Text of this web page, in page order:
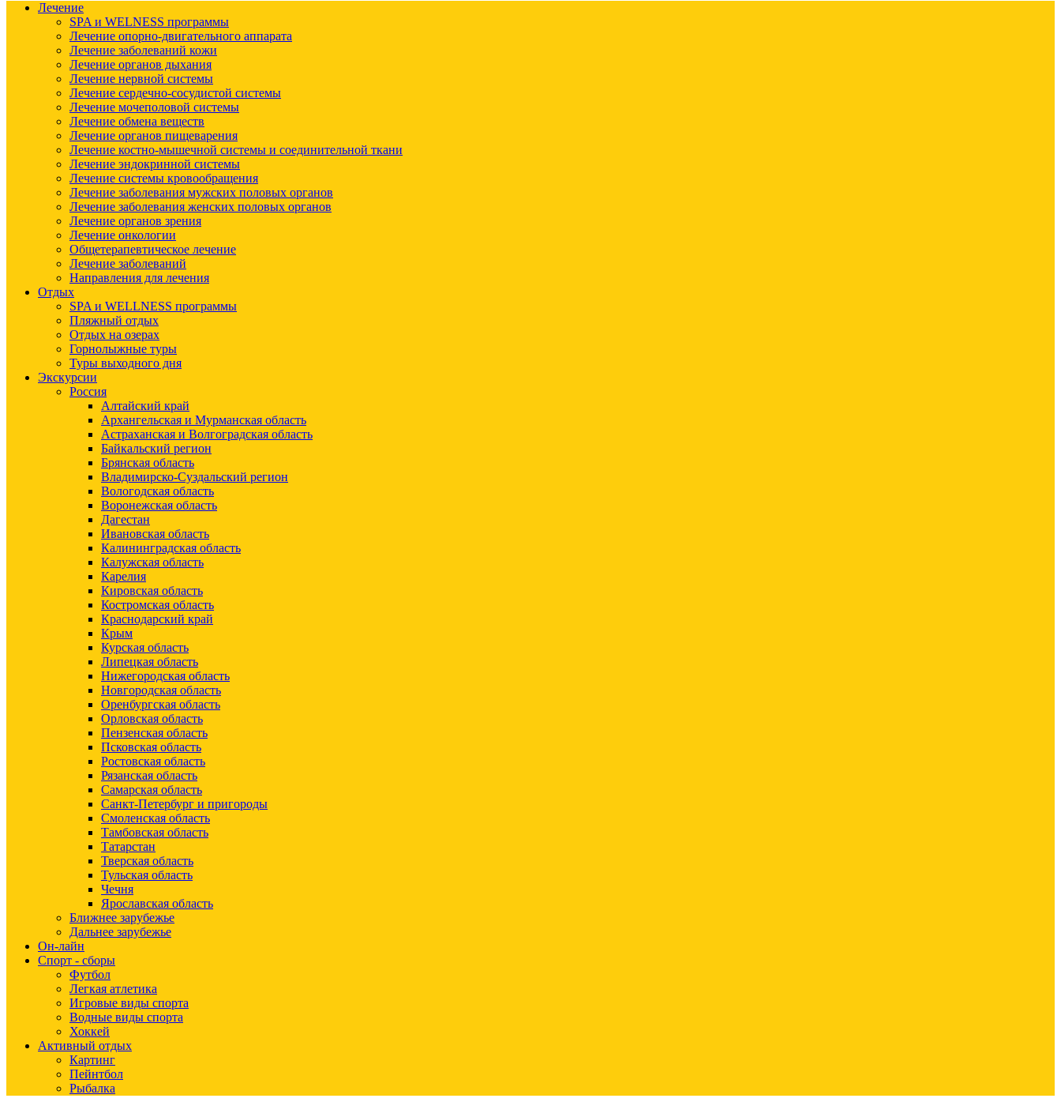
Лечение
SPA и WELNESS программы
Лечение опорно-двигательного аппарата
Лечение заболеваний кожи
Лечение органов дыхания
Лечение нервной системы
Лечение сердечно-сосудистой системы
Лечение мочеполовой системы
Лечение обмена веществ
Лечение органов пищеварения
Лечение костно-мышечной системы и соединительной ткани
Лечение эндокринной системы
Лечение системы кровообращения
Лечение заболевания мужских половых органов
Лечение заболевания женских половых органов
Лечение органов зрения
Лечение онкологии
Общетерапевтическое лечение
Лечение заболеваний
Направления для лечения
Отдых
SPA и WELLNESS программы
Пляжный отдых
Отдых на озерах
Горнолыжные туры
Туры выходного дня
Экскурсии
Россия
Алтайский край
Архангельская и Мурманская область
Астраханская и Волгоградская область
Байкальский регион
Брянская область
Владимирско-Суздальский регион
Вологодская область
Воронежская область
Дагестан
Ивановская область
Калининградская область
Калужская область
Карелия
Кировская область
Костромская область
Краснодарский край
Крым
Курская область
Липецкая область
Нижегородская область
Новгородская область
Оренбургская область
Орловская область
Пензенская область
Псковская область
Ростовская область
Рязанская область
Самарская область
Санкт-Петербург и пригороды
Смоленская область
Тамбовская область
Татарстан
Тверская область
Тульская область
Чечня
Ярославская область
Ближнее зарубежье
Дальнее зарубежье
Он-лайн
Спорт - сборы
Футбол
Легкая атлетика
Игровые виды спорта
Водные виды спорта
Хоккей
Активный отдых
Картинг
Пейнтбол
Рыбалка